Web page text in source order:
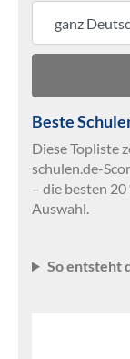
Beste
Diese Topliste
schulen.de-
– die besten
Auswahl.
So entsteht